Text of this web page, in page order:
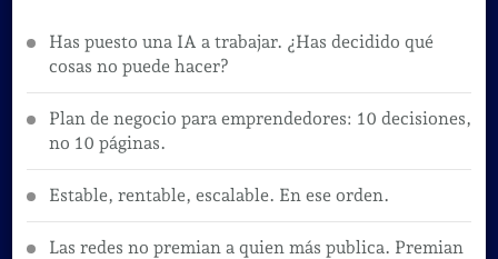
Has puesto una IA a trabajar. ¿Has decidido qué
cosas no puede hacer?
Plan de negocio para emprendedores: 10 decisiones,
no 10 páginas.
Estable, rentable, escalable. En ese orden.
Las redes no premian a quien más publica. Premian